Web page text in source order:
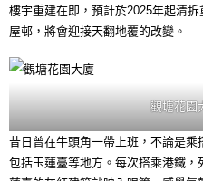
樓宇重建在即，預計於2025年起清
屋邨，將會迎接天翻地覆的改變。
觀塘花園
昔日曾在牛頭角一帶上班，不論是乘
包括玉蓮臺等地方。每次搭乘港鐵